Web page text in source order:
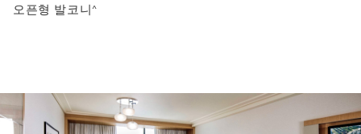
오픈형 발코니^